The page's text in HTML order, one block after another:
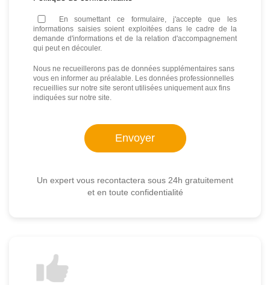
En soumettant ce formulaire, j'accepte que les
informations saisies soient exploitées dans le cadre de la
demande d'informations et de la relation d'accompagnement
qui peut en découler.
Nous ne recueillerons pas de données supplémentaires sans
vous en informer au préalable. Les données professionnelles
recueillies sur notre site seront utilisées uniquement aux fins
indiquées sur notre site.
Un expert vous recontactera sous 24h gratuitement
et en toute confidentialité